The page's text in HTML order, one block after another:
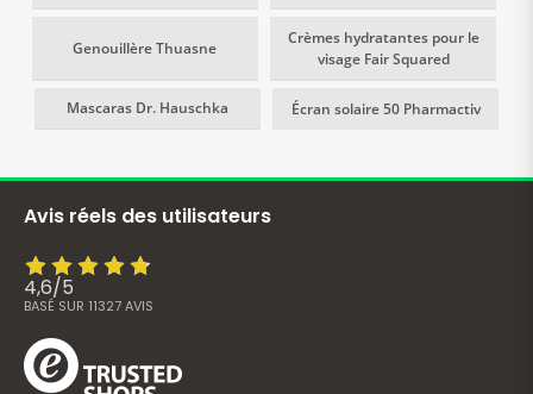
Genouillère Thuasne
Crèmes hydratantes pour le
visage Fair Squared
Mascaras Dr. Hauschka Écran solaire 50 Pharmactiv
Avis réels des utilisateurs
4,6/5
BASÉ SUR 11327AVIS